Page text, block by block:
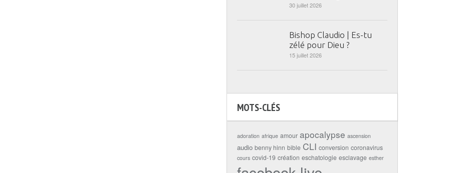
30 juillet 2026
Bishop Claudio | Es-tu
zélé pour Dieu ?
15 juillet 2026
MOTS-CLÉS
adoration afrique amour apocalypse ascension
audio benny hinn bible CLI conversion coronavirus
cours covid-19 création eschatologie esclavage esther